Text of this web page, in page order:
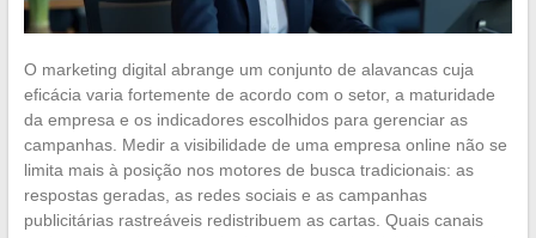
O marketing digital abrange um conjunto de alavancas cuja
eficácia varia fortemente de acordo com o setor, a maturidade
da empresa e os indicadores escolhidos para gerenciar as
campanhas. Medir a visibilidade de uma empresa online não se
limita mais à posição nos motores de busca tradicionais: as
respostas geradas, as redes sociais e as campanhas
publicitárias rastreáveis redistribuem as cartas. Quais canais